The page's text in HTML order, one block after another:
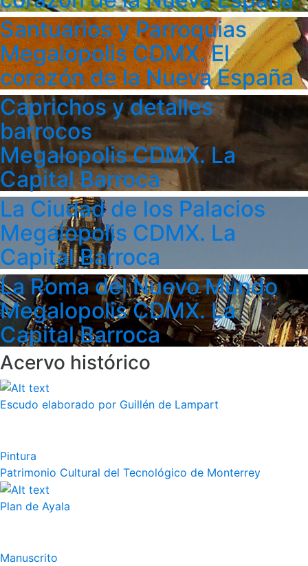
Santuarios y Parroquias
Megalopolis CDMX. El
corazón de la Nueva España
Caprichos y detalles
barrocos
Megalopolis CDMX. La
Capital Barroca
La Ciudad de los Palacios
Megalopolis CDMX. La
Capital Barroca
La Roma del Nuevo Mundo
Megalopolis CDMX. La
Capital Barroca
Acervo histórico
Escudo elaborado por Guillén de Lampart
Pintura
Patrimonio Cultural del Tecnológico de Monterrey
Plan de Ayala
Manuscrito